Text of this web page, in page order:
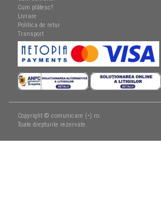
Cum plătesc?
Livrare
Politica de retur
Transport
Copyright © comunicare (•) ro.
Toate drepturile rezervate.